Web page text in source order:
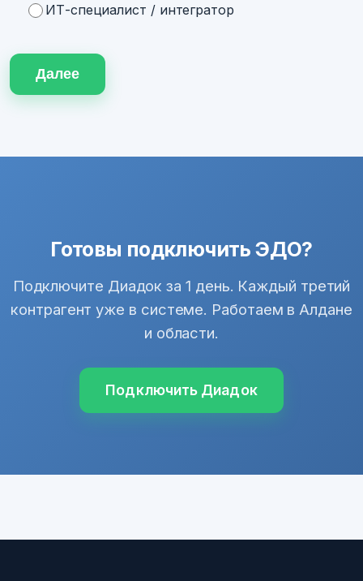
ИТ-специалист / интегратор
Далее
Готовы подключить ЭДО?
Подключите Диадок за 1 день. Каждый третий
контрагент уже в системе. Работаем в Алдане
и области.
Подключить Диадок